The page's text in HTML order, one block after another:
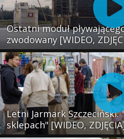
Ostatni moduł
zwodowany [WIDEO,
Letni Jarmark Szczeciński.
sklepach" [WIDEO,